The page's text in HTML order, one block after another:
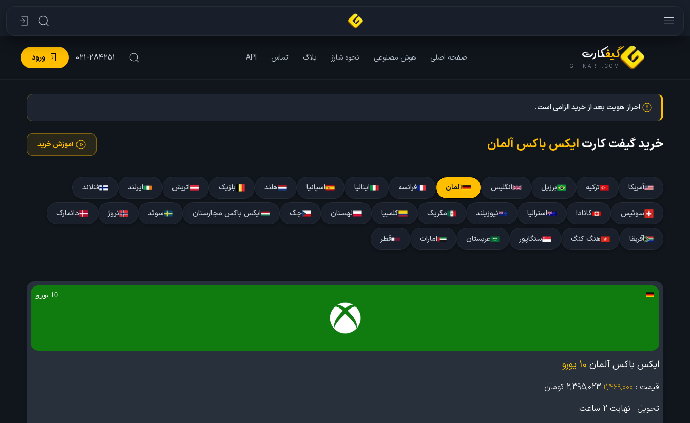
گیفکارت
GIFKART.COM
صفحه اصلی هوش مصنوعی نحوه شارژ بلاگ تماس API ۰۲۱-۲۸۴۲۵۱ ورود
احراز هویت بعد از خرید الزامی است.
خرید گیفت کارتایکس باکس آلمان آموزش خرید
آمریکا ترکیه برزیل انگلیس آلمان فرانسه ایتالیا اسپانیا هلند بلژیک اتریش ایرلند فنلاند
سوئیس کانادا استرالیا نیوزیلند مکزیک کلمبیا لهستان چک ایکس باکس مجارستان سوئد نروژ دانمارک
آفریقا هنگ کنگ سنگاپور عربستان امارات قطر
10 یورو
ایکس باکس آلمان 10 یورو
قیمت : 2,469,000
2,395,023 تومان
تحویل : نهایت 2 ساعت